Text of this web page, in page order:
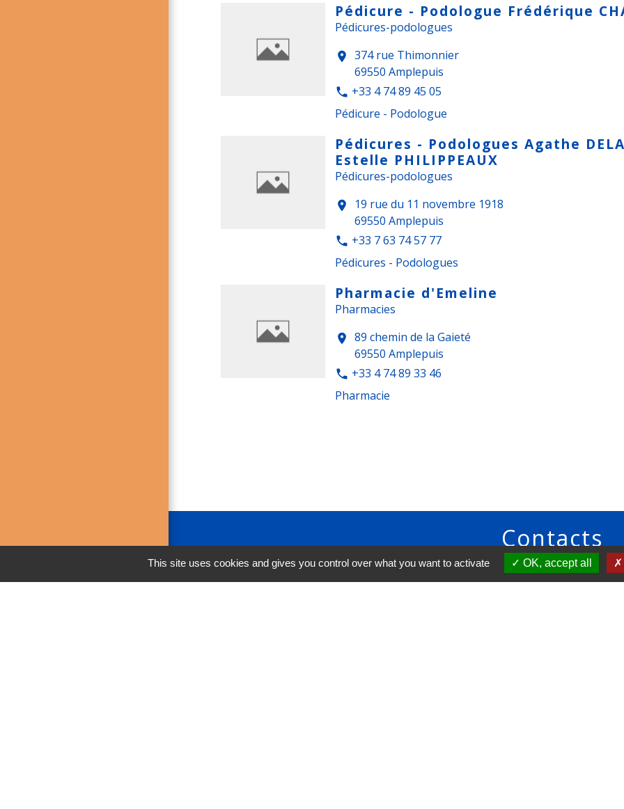
Pédicure - Podologue Frédérique
Pédicures-podologues
location_on 374 rue Thimonnier
69550 Amplepuis
phone +33 4 74 89 45 05
Pédicure - Podologue
Pédicures - Podologues Agathe
Estelle PHILIPPEAUX
Pédicures-podologues
location_on
19 rue du 11 novembre 1918
69550 Amplepuis
phone +33 7 63 74 57 77
Pédicures - Podologues
Pharmacie d'Emeline
Pharmacies
location_on 89 chemin de la Gaieté
69550 Amplepuis
phone +33 4 74 89 33 46
Pharmacie
Contacts
Commune d'Amplepuis
9 place de l'Hôtel de Ville
This site uses cookies and gives you control over what you want to activate OK, accept all